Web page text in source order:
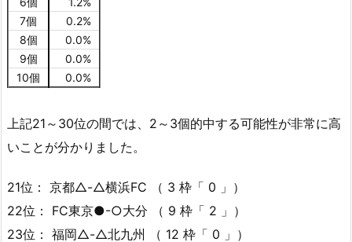
7個
0.2%
8個
0.0%
9個
0.0%
10個
0.0%
上記21～30位の間では、2～3個的中する可能性が非常に高
いことが分かりました。
21位： 京都△-△横浜FC （ 3 枠「 0 」）
22位： FC東京●-○大分 （ 9 枠「 2 」）
23位： 福岡△-△北九州 （ 12 枠「 0 」）